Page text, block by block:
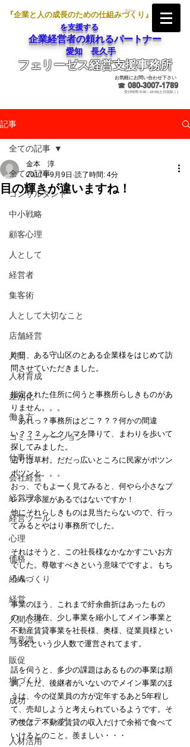
『企業と人の成長のための仕組みづくり』
を支援する
企業経営者の頼れるパートナー
愛知 長久手
フェリーゼス経営支援事務所
お気軽にお問い合わせ下さい
☎ 080-3007-1789
受付時間 9:00～18:00(土日祝除く)
記事
全ての記事
コンサルタント
中小戦略
顧客心理
人として
経営者
集客術
人として大切なこと
店舗経営
人間
人材育成
差別化
働き方
コミュニケーション
仕事術
会社経営
経営理念
経営ツール
心理
価格
組織づくり
経営
人間心理
無意識
販促
場づくり
成功
マーケティング
人材活用
全ての記事
目の輝きが違いますね！
金本 淳
2017年9月9日 読了時間: 4分
昨日、ある守山区のとある企業様をはじめて訪
問させていただきました。
指定された住所に伺うと事務所らしきものがあ
りません。。。
「あれっ？事務所はどこ？？？何かの間違
い？？？」とクルマを降りて、まわりを歩いて
探してみました。
辺りは草村。だだっ広いところに民家がポツン
ポツンと。。。
おっ、でもよーく見てみると、何やら小さなプ
レハブ小屋があるではないですか！
他にそれらしきものは見当たらないので、行っ
てみるとやはり事務所でした。
それはそうと、この社長様なかなかすごいお方
でした。尊敬すべきという意味でですよ。もち
ろん。
事業のほう、これまで紆余曲折はあったもの
の、今現在、少し事業を縮小してメイン事業と
不動産賃貸事業を社長様、奥様、従業員様とい
う3名という少人数で運営されてます。
話を伺うと、多少の課題はあるものの事業は順
調。ただ、後継者がいないのでメイン事業のほ
うは、今の従業員の方が定年するあと5年程し
て、売却しようと考えられているようです。そ
の後は、不動産賃貸の収入だけで余裕で食べて
いけるとのこと。羨ましい・・・